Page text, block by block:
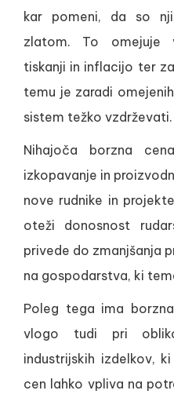
kar pomeni, da so
zlatom. To omejuje
tiskanji in inflacijo ter
temu je zaradi
sistem težko vzdrževati.
Nihajoča borzna
izkopavanje in
nove rudnike in
oteži donosnost
privede do zmanjšanja
na gospodarstva, ki
Poleg tega ima
vlogo tudi pri
industrijskih izdelkov,
cen lahko vpliva na